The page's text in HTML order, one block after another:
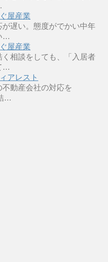
屋産業
遅い。態度がでかい中年
…
屋産業
く相談をしても、「入居者
…
アレスト
動産会社の対応を
…